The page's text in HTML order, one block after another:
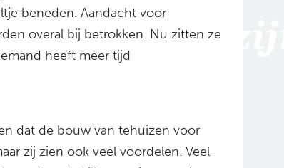
beneden. Aandacht voor
overal bij betrokken. Nu zitten ze
heeft meer tijd
dat de bouw van tehuizen voor
zij zien ook veel voordelen. Veel